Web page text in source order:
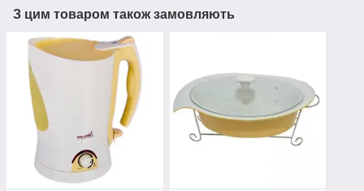
З цим товаром також замовляють